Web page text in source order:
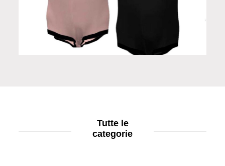
Set 2 body Baby Girl Suit Rainbow Foil
Tutte le
categorie